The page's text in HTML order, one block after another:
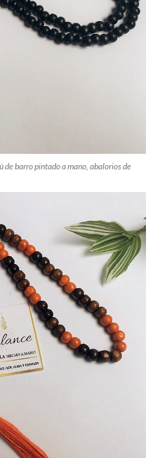
de barro pintado a mano, abalorios de